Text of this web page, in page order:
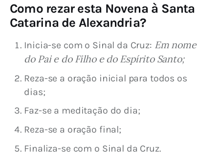
Como rezar esta Novena à Santa
Catarina de Alexandria?
Inicia-se com o Sinal da Cruz: Em nome
do Pai e do Filho e do Espírito Santo;
Reza-se a oração inicial para todos os
dias;
Faz-se a meditação do dia;
Reza-se a oração final;
Finaliza-se com o Sinal da Cruz.